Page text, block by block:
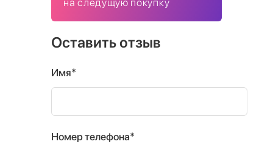
Оставить отзыв
Имя*
Номер телефона*